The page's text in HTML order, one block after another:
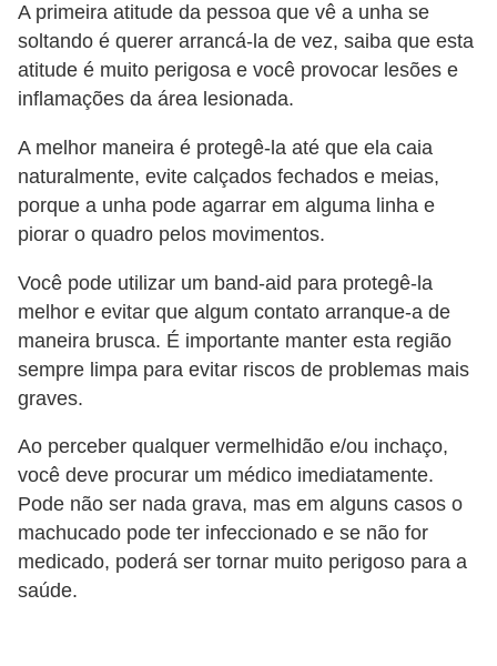
A primeira atitude da pessoa que vê a unha se
soltando é querer arrancá-la de vez, saiba que esta
atitude é muito perigosa e você provocar lesões e
inflamações da área lesionada.
A melhor maneira é protegê-la até que ela caia
naturalmente, evite calçados fechados e meias,
porque a unha pode agarrar em alguma linha e
piorar o quadro pelos movimentos.
Você pode utilizar um band-aid para protegê-la
melhor e evitar que algum contato arranque-a de
maneira brusca. É importante manter esta região
sempre limpa para evitar riscos de problemas mais
graves.
Ao perceber qualquer vermelhidão e/ou inchaço,
você deve procurar um médico imediatamente.
Pode não ser nada grava, mas em alguns casos o
machucado pode ter infeccionado e se não for
medicado, poderá ser tornar muito perigoso para a
saúde.